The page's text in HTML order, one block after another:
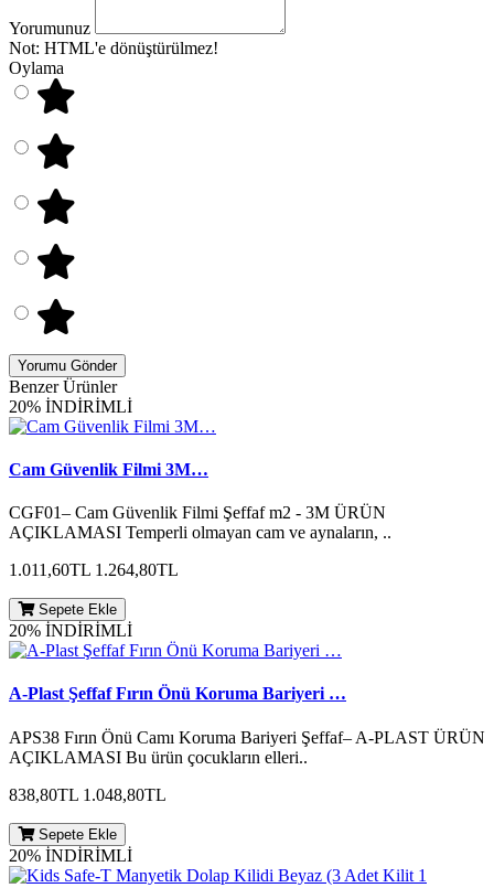
Yorumunuz
Not: HTML'e dönüştürülmez!
Oylama
Yorumu Gönder
Benzer Ürünler
20% İNDİRİMLİ
Cam Güvenlik Filmi 3M…
CGF01– Cam Güvenlik Filmi Şeffaf m2 - 3M ÜRÜN
AÇIKLAMASI Temperli olmayan cam ve aynaların, ..
1.011,60TL 1.264,80TL
Sepete Ekle
20% İNDİRİMLİ
A-Plast Şeffaf Fırın Önü Koruma Bariyeri …
APS38 Fırın Önü Camı Koruma Bariyeri Şeffaf– A-PLAST ÜRÜN
AÇIKLAMASI Bu ürün çocukların elleri..
838,80TL 1.048,80TL
Sepete Ekle
20% İNDİRİMLİ